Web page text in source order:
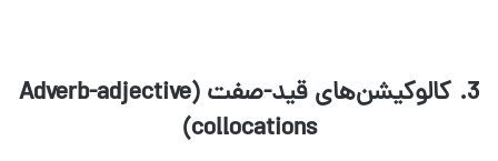
3. کالوکیشن‌های قید-صفت (Adverb-adjective
collocations)